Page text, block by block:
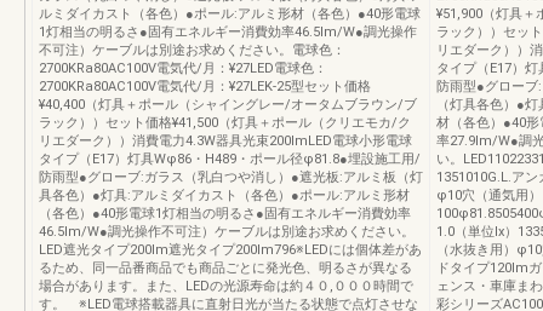
ルミダイカスト（各色）●ポール:アルミ形材（各色）●40形電球
1灯相当の明るさ●固有エネルギー消費効率46.5lm/W●調光操作
不可注）ケーブルは別途お求めください。電球色：
2700KRa80AC100V電気代/月：¥27LED電球色：
2700KRa80AC100V電気代/月：¥27LEK-25型セット価格
¥40,400（灯具＋ポール（シャイングレー/オータムブラウン/ブ
ラック））セット価格¥41,500（灯具＋ポール（クリエモカ/ク
リエダーク））消費電力4.3W器具光束200lmLED電球小形電球
タイプ（E17）灯具Wφ86・H489・ポール径φ81.8●埋設施工用/
防雨型●グローブ:ガラス（乳白つや消し）●遮光板:アルミ板（灯
具各色）●灯具:アルミダイカスト（各色）●ポール:アルミ形材
（各色）●40形電球1灯相当の明るさ●固有エネルギー消費効率
46.5lm/W●調光操作不可注）ケーブルは別途お求めください。
LED遮光タイプ200lm遮光タイプ200lm796※LEDには個体差があ
るため、同一品番商品でも商品ごとに発光色、明るさが異なる
場合があります。また、LEDの光源寿命は約４０,０００時間で
す。 ※LED電球搭載器具に直射日光が当たる状態で点灯させな
¥51,900（灯具
ラック））セッ
リエダーク））
タイプ（E17）
防雨型●グローブ
（灯具各色）●
材（各色）●40
率27.9lm/W●調
い。
1351010G.L.ア
φ10穴（通気用）
1.0（単位Ix）
（水抜き用）
ドタイプ120lm
ェンス・車庫ま
彩シリーズ